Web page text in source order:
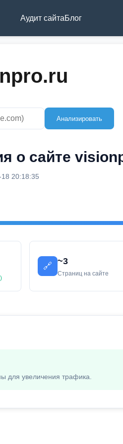
Аудит сайтаБлог
Анализировать
о сайте
20:18:35
🔗
~3
Страниц на сайте
для увеличения трафика.